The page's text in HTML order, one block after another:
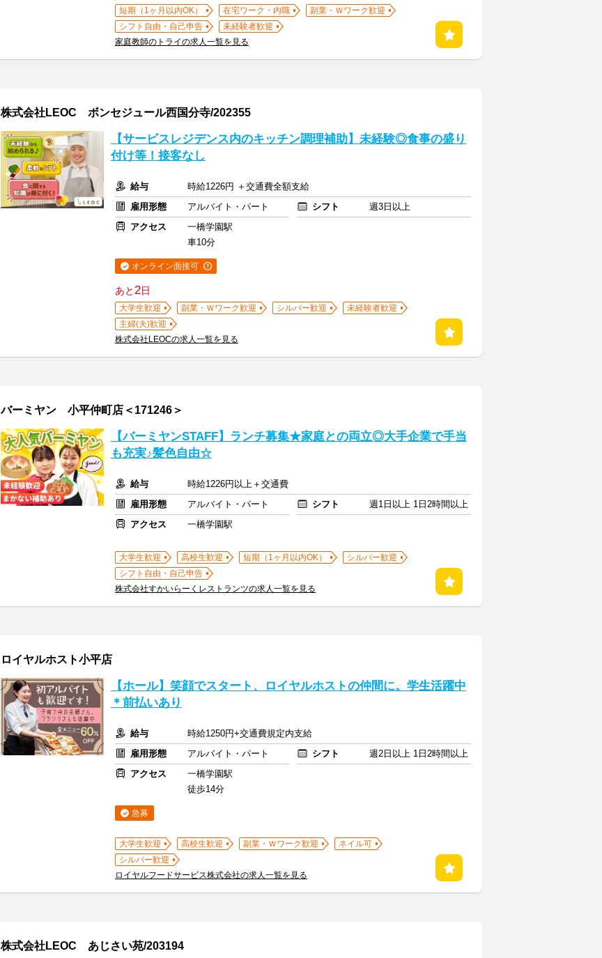
短期（1ヶ月以内OK） 在宅ワーク・内職
副業・Ｗワーク歓迎
シフト自由・自己申告
未経験者歓迎
家庭教師のトライの求人一覧を見る
株式会社LEOC ボンセジュール西国分寺/202355
【サービスレジデンス内のキッチン調理補助】未経験◎食事の盛り
付け等！接客なし
給与
時給1226円 ＋交通費全額支給
雇用形態
アルバイト・パート シフト
週3日以上
アクセス
一橋学園駅
車10分
オンライン面接可
あと2日
大学生歓迎 副業・Ｗワーク歓迎 シルバー歓迎
未経験者歓迎
主婦(夫)歓迎
株式会社LEOCの求人一覧を見る
バーミヤン 小平仲町店＜171246＞
【バーミヤンSTAFF】ランチ募集★家庭との両立◎大手企業で手当
も充実♪髪色自由☆
給与
時給1226円以上＋交通費
雇用形態
アルバイト・パート シフト
週1日以上 1日2時間以上
アクセス
一橋学園駅
大学生歓迎 高校生歓迎 短期（1ヶ月以内OK）
シルバー歓迎
シフト自由・自己申告
株式会社すかいらーくレストランツの求人一覧を見る
ロイヤルホスト小平店
【ホール】笑顔でスタート、ロイヤルホストの仲間に。学生活躍中
＊前払いあり
給与
時給1250円+交通費規定内支給
雇用形態
アルバイト・パート シフト
週2日以上 1日2時間以上
アクセス
一橋学園駅
徒歩14分
急募
大学生歓迎 高校生歓迎 副業・Ｗワーク歓迎
ネイル可
シルバー歓迎
ロイヤルフードサービス株式会社の求人一覧を見る
株式会社LEOC あじさい苑/203194